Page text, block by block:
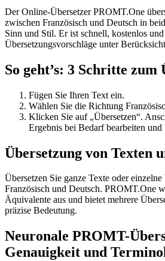
Der Online-Übersetzer PROMT.One
zwischen Französisch und Deutsch in
Sinn und Stil. Er ist schnell, kostenlos
Übersetzungsvorschläge unter
So geht’s: 3 Schritte zum
Fügen Sie Ihren Text ein.
Wählen Sie die Richtung
Klicken Sie auf „Übersetzen“.
Ergebnis bei Bedarf bearbeiten und
Übersetzung von Texten
Übersetzen Sie ganze Texte oder
Französisch und Deutsch. PROMT.One
Äquivalente aus und bietet mehrere
präzise Bedeutung.
Neuronale PROMT-
Genauigkeit und